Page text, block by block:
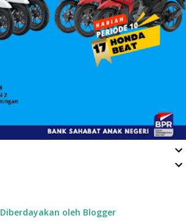
Diberdayakan oleh Blogger